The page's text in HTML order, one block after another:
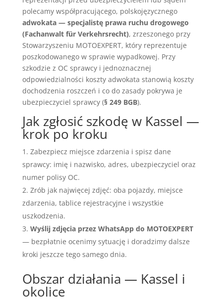
polecamy współpracującego, polskojęzycznego
adwokata — specjalistę prawa ruchu drogowego
(Fachanwalt für Verkehrsrecht), zrzeszonego przy
Stowarzyszeniu MOTOEXPERT, który reprezentuje
poszkodowanego w sprawie wypadkowej. Przy
szkodzie z OC sprawcy i jednoznacznej
odpowiedzialności koszty adwokata stanowią koszty
dochodzenia roszczeń i co do zasady pokrywa je
ubezpieczyciel sprawcy (§ 249 BGB).
Jak zgłosić szkodę w Kassel —
krok po kroku
Zabezpiecz miejsce zdarzenia i spisz dane
sprawcy: imię i nazwisko, adres, ubezpieczyciel oraz
numer polisy OC.
Zrób jak najwięcej zdjęć: oba pojazdy, miejsce
zdarzenia, tablice rejestracyjne i wszystkie
uszkodzenia.
Wyślij zdjęcia przez WhatsApp do MOTOEXPERT
— bezpłatnie ocenimy sytuację i doradzimy dalsze
kroki jeszcze tego samego dnia.
Obszar działania — Kassel i
okolice